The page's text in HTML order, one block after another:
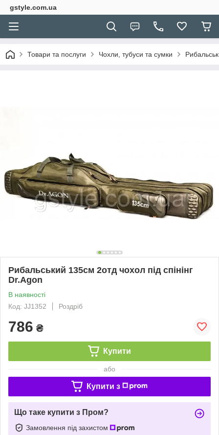
gstyle.com.ua
Товари та послуги Чохли, тубуси та сумки
Рибальський 135см 2отд чохол під спінінг
Dr.Agon
В наявності
Код: JJ1352
Роздріб
786 ₴
Купити
або
Купити з
Що таке купити з Пром?
Замовлення під захистом